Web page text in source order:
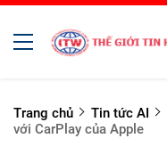
Trang chủ Tin tức AI
với CarPlay của Apple